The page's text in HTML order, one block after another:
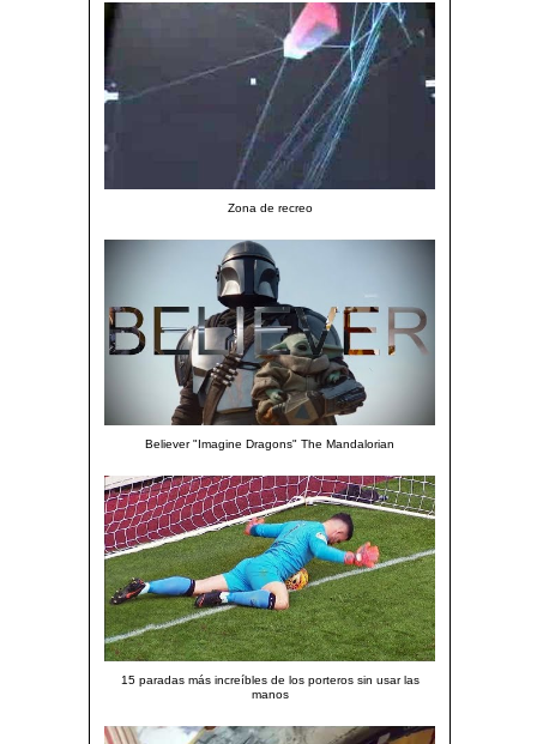
Zona de recreo
Believer "Imagine Dragons" The Mandalorian
15 paradas más increíbles de los porteros sin usar las
manos